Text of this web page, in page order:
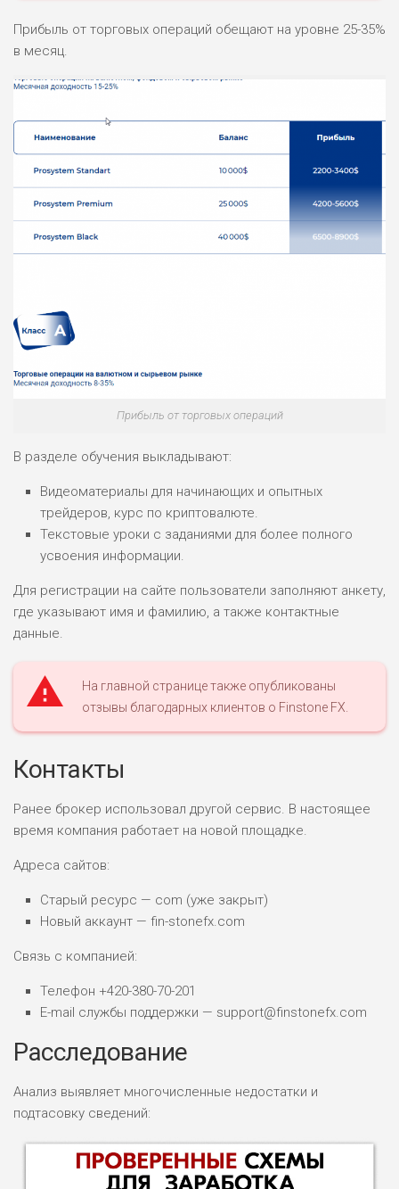
Прибыль от торговых операций обещают на уровне 25-35%
в месяц.
Прибыль от торговых операций
В разделе обучения выкладывают:
Видеоматериалы для начинающих и опытных
трейдеров, курс по криптовалюте.
Текстовые уроки с заданиями для более полного
усвоения информации.
Для регистрации на сайте пользователи заполняют анкету,
где указывают имя и фамилию, а также контактные
данные.
На главной странице также опубликованы
отзывы благодарных клиентов о Finstone FX.
Контакты
Ранее брокер использовал другой сервис. В настоящее
время компания работает на новой площадке.
Адреса сайтов:
Старый ресурс — com (уже закрыт)
Новый аккаунт — fin-stonefx.com
Связь с компанией:
Телефон +420-380-70-201
E-mail службы поддержки — support@finstonefx.com
Расследование
Анализ выявляет многочисленные недостатки и
подтасовку сведений: